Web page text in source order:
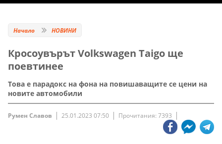
Начало НОВИНИ
Кросоувърът Volkswagen Taigo ще
поевтинее
Това е парадокс на фона на повишаващите се цени на
новите автомобили
Румен Славов 25.01.2023 07:50 Прочитания: 7393